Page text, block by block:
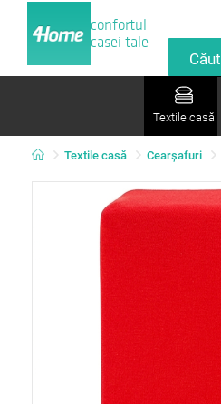
confortul
casei tale
Textile casă
Textile casă Cearșafuri